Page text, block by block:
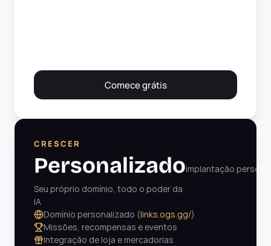
Comece grátis
CRESCER
Personalizadoimplantação
Seu próprio domínio, todo o poder da
IA
Domínio personalizado (links.ogs.gg/)
Missões, recompensas e eventos
Integração de loja e mercadorias